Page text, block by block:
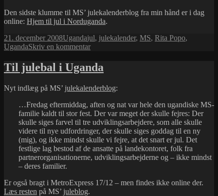
Den sidste klumme til MS’ julekalenderblog fra min hånd er i dag
online: Hjem til jul i Norduganda.
Udgivet
i
21. december 2008Kategorier
UgandaTags
jul, julekalender, MS, Rita Popo,
UgandaSkriv en kommentartil
til
jul
Norduganda
Til julebal i Uganda
Nyt indlæg på MS’ julekalenderblog:
…Fredag eftermiddag, aften og nat var hele den ugandiske MS-
familie kaldt til stor fest. Der var meget der skulle fejres: Der
skulle siges farvel til tre udviklingsarbejdere, som alle skulle
videre til nye udfordringer, der skulle siges goddag til en ny
(mig), og ikke mindst skulle vi fejre, at det snart er jul. Det
festlige lag bestod af de ansatte på landekontoret, folk fra
partnerorganisationerne, udviklingsarbejderne og – ikke mindst
– deres familier.
Er også bragt i MetroExpress 17/12 – men findes ikke online der.
Læs resten på MS’ juleblog.